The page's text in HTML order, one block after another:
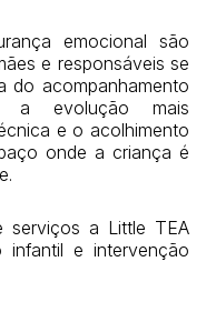
emocional são
e responsáveis se
do acompanhamento
a evolução mais
e o acolhimento
onde a criança é
serviços a Little TEA
infantil e intervenção